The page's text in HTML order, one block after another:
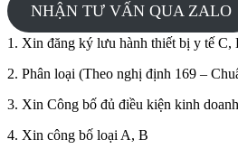
NHẬN TƯ VẤN QUA ZALO
1. Xin đăng ký lưu hành thiết bị y tế C,
2. Phân loại (Theo nghị định 169 –
3. Xin Công bố đủ điều kiện kinh
4. Xin công bố loại A, B